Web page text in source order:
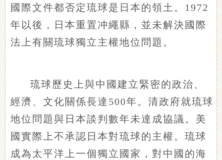
國際文件都否定琉球是日本的領土。1972
年以後，日本重置冲繩縣，並未解決國際
法上有關琉球獨立主權地位問題。
琉球歷史上與中國建立緊密的政治、
經濟、文化關係長達500年。清政府就琉球
地位問題與日本談判數年未達成協議。美
國實際上不承認日本對琉球的主權。琉球
成為太平洋上一個獨立國家，對中國的海